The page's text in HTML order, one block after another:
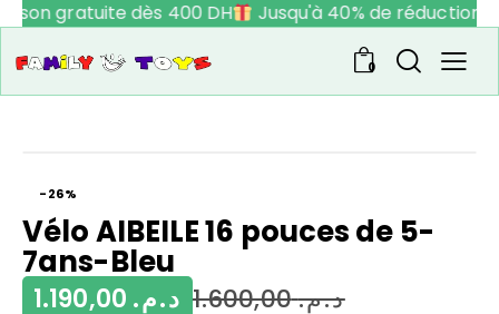
gratuite dès 400 DH Jusqu'à 40% de réduction
0
-26%
Vélo AIBEILE 16 pouces de 5-
7ans-Bleu
د.م.1.600,00 د.م.